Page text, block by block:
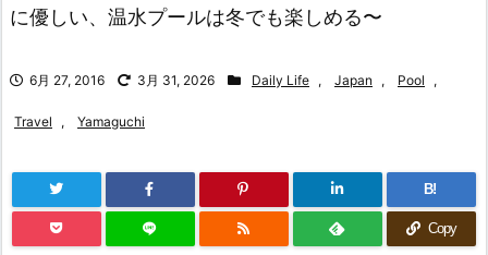
に優しい、温水プールは冬でも楽しめる〜
6月 27, 2016 3月 31, 2026 Daily Life , Japan , Pool ,
Travel , Yamaguchi
B!
Copy